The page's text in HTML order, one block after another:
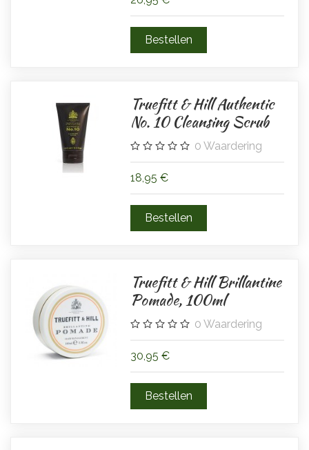
Truefitt & Hill Authentic
No. 10 Cleansing Scrub
0 Waardering
18,95 €
Truefitt & Hill Brillantine
Pomade, 100ml
0 Waardering
30,95 €